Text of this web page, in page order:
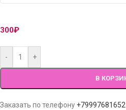
300₽
- +
В
Заказать по телефону +79997681652